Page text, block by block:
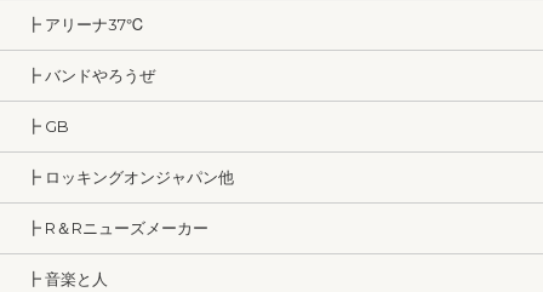
┣ アリーナ37℃
┣ バンドやろうぜ
┣ GB
┣ ロッキングオンジャパン他
┣ R＆Rニューズメーカー
┣ 音楽と人